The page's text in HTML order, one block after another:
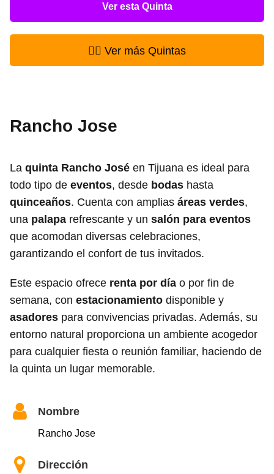
Ver esta Quinta
👉🏻 Ver más Quintas
Rancho Jose
La quinta Rancho José en Tijuana es ideal para
todo tipo de eventos, desde bodas hasta
quinceaños. Cuenta con amplias áreas verdes,
una palapa refrescante y un salón para eventos
que acomodan diversas celebraciones,
garantizando el confort de tus invitados.
Este espacio ofrece renta por día o por fin de
semana, con estacionamiento disponible y
asadores para convivencias privadas. Además, su
entorno natural proporciona un ambiente acogedor
para cualquier fiesta o reunión familiar, haciendo de
la quinta un lugar memorable.
Nombre
Rancho Jose
Dirección